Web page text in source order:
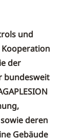
und
Kooperation
der
bundesweit
deren
Gebäude